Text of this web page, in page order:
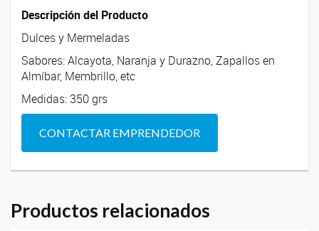
Descripción del Producto
Dulces y Mermeladas
Sabores: Alcayota, Naranja y Durazno, Zapallos en
Almíbar, Membrillo, etc
Medidas: 350 grs
CONTACTAR EMPRENDEDOR
Productos relacionados